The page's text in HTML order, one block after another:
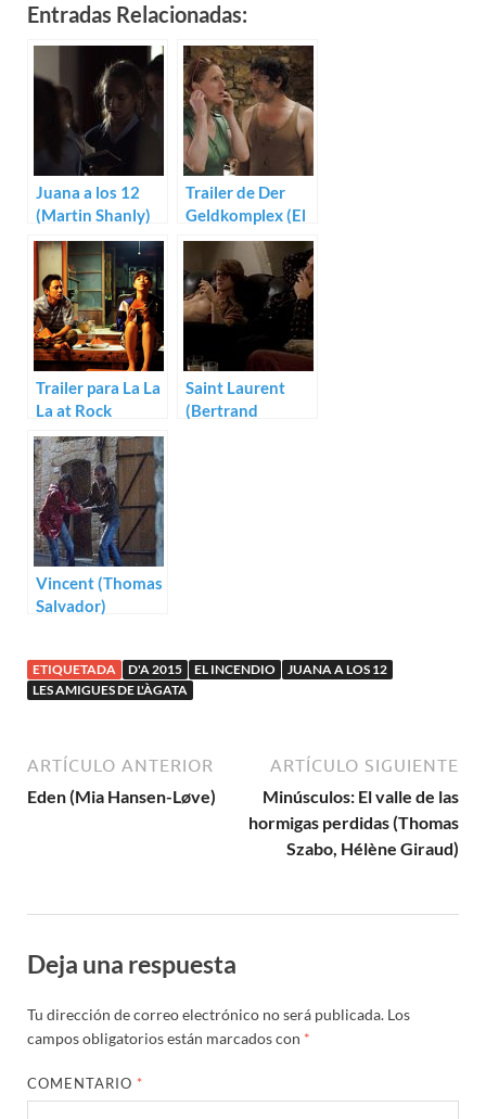
Entradas Relacionadas:
Juana a los 12
(Martin Shanly)
Trailer de Der
Geldkomplex (El
complejo del
dinero)
Trailer para La La
La at Rock
Bottom
Saint Laurent
(Bertrand
Vincent (Thomas
Salvador)
ETIQUETADA D'A 2015 EL INCENDIO
JUANA A LOS 12
LES AMIGUES DE L'ÀGATA
ARTÍCULO ANTERIOR
Eden (Mia Hansen-Løve)
ARTÍCULO SIGUIENTE
Minúsculos: El valle de las
hormigas perdidas (Thomas
Szabo, Hélène Giraud)
Deja una respuesta
Tu dirección de correo electrónico no será publicada. Los
campos obligatorios están marcados con *
COMENTARIO *